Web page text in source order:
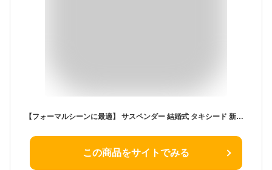
【フォーマルシーンに最適】 サスペンダー 結婚式 タキシード 新郎 父親 冠婚葬祭 二次会 婚礼 フォトウェディング 前撮り 衣装 礼服 イベント お洒落 おしゃれ フォーマル 小物 プレゼント スーツ 痩せ 建築士 仕事 日本製 [M便 1/1]
この商品をサイトでみる